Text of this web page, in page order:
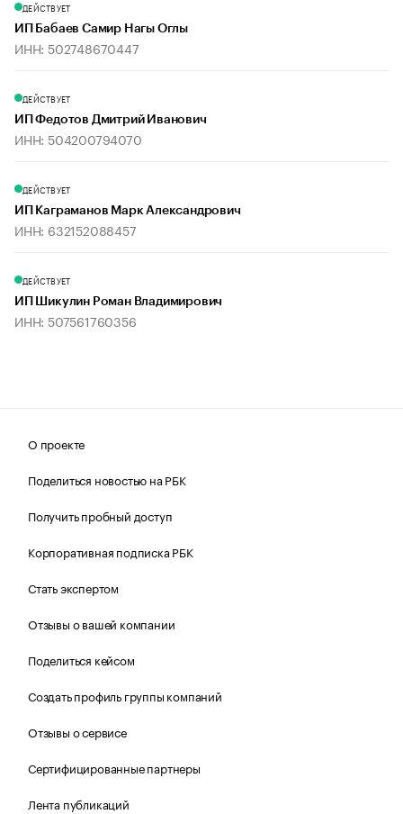
ДЕЙСТВУЕТ
ИП Бабаев Самир Нагы Оглы
ИНН: 502748670447
ДЕЙСТВУЕТ
ИП Федотов Дмитрий Иванович
ИНН: 504200794070
ДЕЙСТВУЕТ
ИП Каграманов Марк Александрович
ИНН: 632152088457
ДЕЙСТВУЕТ
ИП Шикулин Роман Владимирович
ИНН: 507561760356
О проекте
Поделиться новостью на РБК
Получить пробный доступ
Корпоративная подписка РБК
Стать экспертом
Отзывы о вашей компании
Поделиться кейсом
Создать профиль группы компаний
Отзывы о сервисе
Сертифицированные партнеры
Лента публикаций